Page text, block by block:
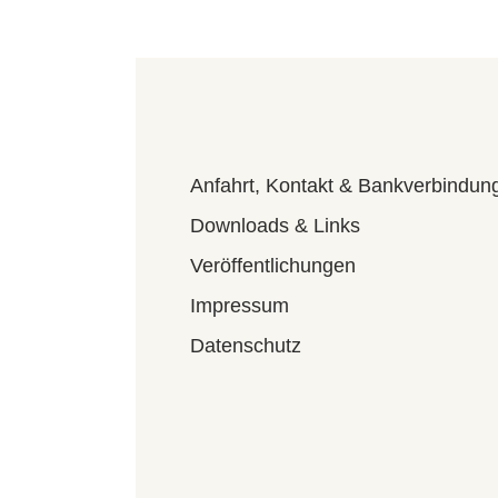
Anfahrt, Kontakt &
Downloads & Links
Veröffentlichungen
Impressum
Datenschutz